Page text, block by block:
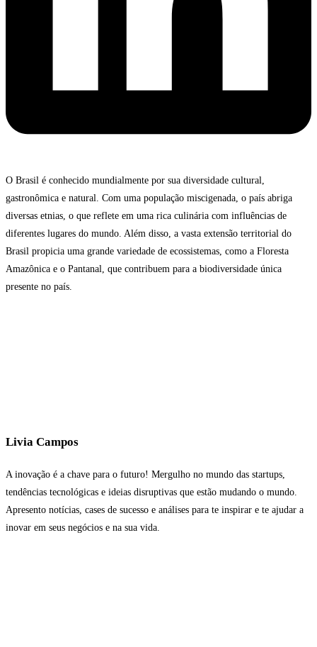
O Brasil é conhecido mundialmente por sua diversidade cultural,
gastronômica e natural. Com uma população miscigenada, o país abriga
diversas etnias, o que reflete em uma rica culinária com influências de
diferentes lugares do mundo. Além disso, a vasta extensão territorial do
Brasil propicia uma grande variedade de ecossistemas, como a Floresta
Amazônica e o Pantanal, que contribuem para a biodiversidade única
presente no país.
Livia Campos
A inovação é a chave para o futuro! Mergulho no mundo das startups,
tendências tecnológicas e ideias disruptivas que estão mudando o mundo.
Apresento notícias, cases de sucesso e análises para te inspirar e te ajudar a
inovar em seus negócios e na sua vida.